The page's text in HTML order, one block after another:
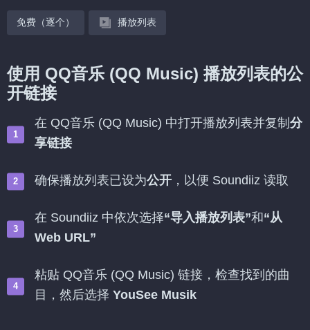
免费（逐个） 播放列表
使用 QQ音乐 (QQ Music) 播放列表的公
开链接
在 QQ音乐 (QQ Music) 中打开播放列表并复制 分
享链接
确保播放列表已设为公开 ，以便 Soundiiz 读取
在 Soundiiz 中依次选择“导入播放列表”和“从
Web URL”
粘贴 QQ音乐 (QQ Music) 链接，检查找到的曲
目，然后选择 YouSee Musik